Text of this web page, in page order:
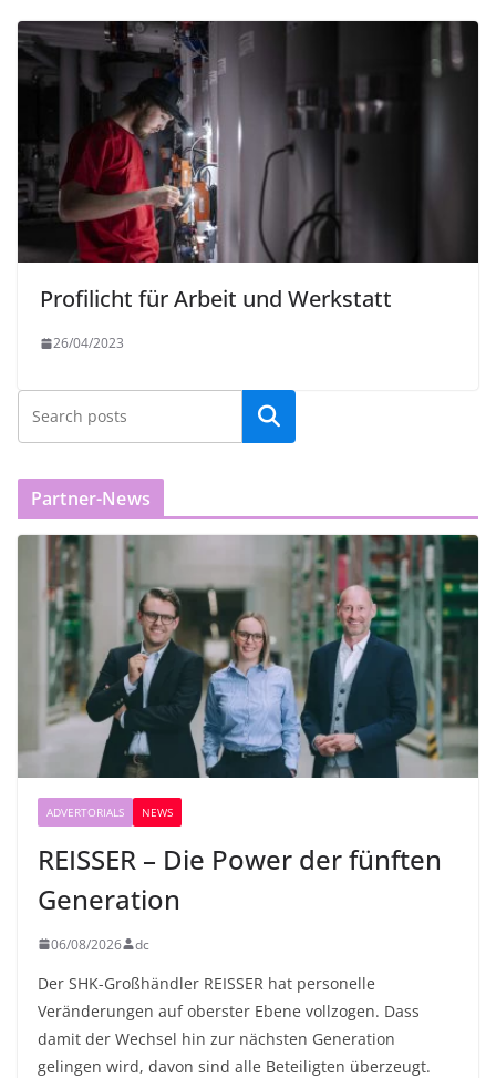
Profilicht für Arbeit und Werkstatt
26/04/2023
Partner-News
ADVERTORIALS NEWS
REISSER – Die Power der fünften
Generation
06/08/2026 dc
Der SHK-Großhändler REISSER hat personelle
Veränderungen auf oberster Ebene vollzogen. Dass
damit der Wechsel hin zur nächsten Generation
gelingen wird, davon sind alle Beteiligten überzeugt.